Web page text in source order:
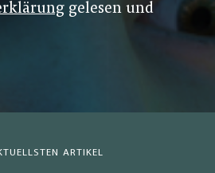
gelesen und
ARTIKEL